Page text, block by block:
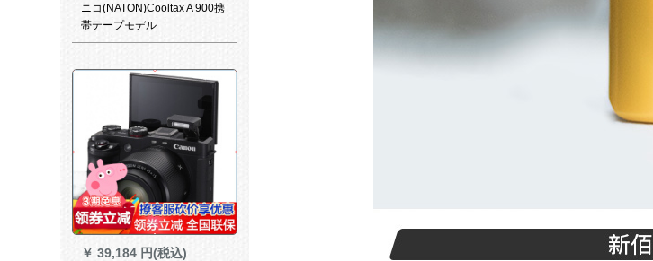
ニコ(NATON)Cooltax A 900携
帯テープモデル
￥ 39,184 円(税込)